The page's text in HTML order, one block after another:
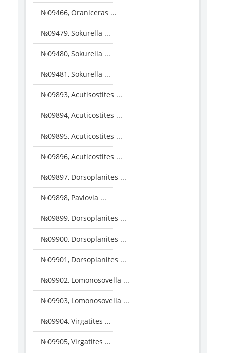
№09466, Oraniceras ...
№09479, Sokurella ...
№09480, Sokurella ...
№09481, Sokurella ...
№09893, Acutisostites ...
№09894, Acuticostites ...
№09895, Acuticostites ...
№09896, Acuticostites ...
№09897, Dorsoplanites ...
№09898, Pavlovia ...
№09899, Dorsoplanites ...
№09900, Dorsoplanites ...
№09901, Dorsoplanites ...
№09902, Lomonosovella ...
№09903, Lomonosovella ...
№09904, Virgatites ...
№09905, Virgatites ...